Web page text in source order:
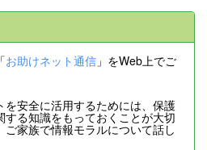
お助けネット通信 」をWeb上でご
安全に活用するためには、保護
る知識をもっておくことが大切
家族で情報モラルについて話し